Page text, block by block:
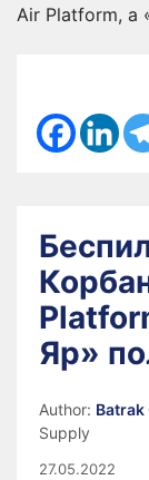
Air Platform, а
Яр»
Author:
Supply
27.05.2022